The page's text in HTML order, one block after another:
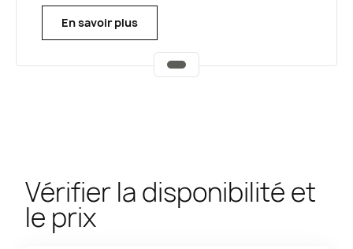
En savoir plus
Vérifier la disponibilité et
le prix